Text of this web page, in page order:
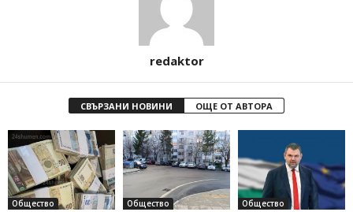
redaktor
СВЪРЗАНИ НОВИНИ ОЩЕ ОТ АВТОРА
Общество Общество Общество